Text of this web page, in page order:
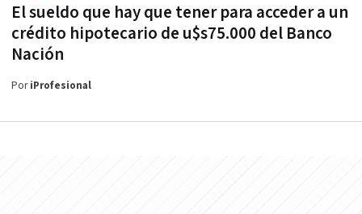
El sueldo que hay que tener para acceder a un
crédito hipotecario de u$s75.000 del Banco
Nación
PoriProfesional